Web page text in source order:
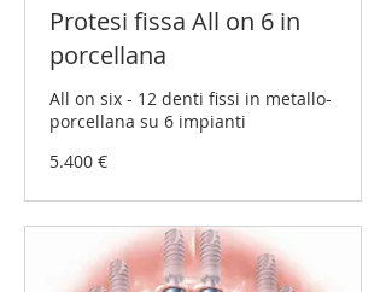
Protesi fissa All on 6 in
porcellana
All on six - 12 denti fissi in metallo-
porcellana su 6 impianti
5.400
Euro
5.400 €